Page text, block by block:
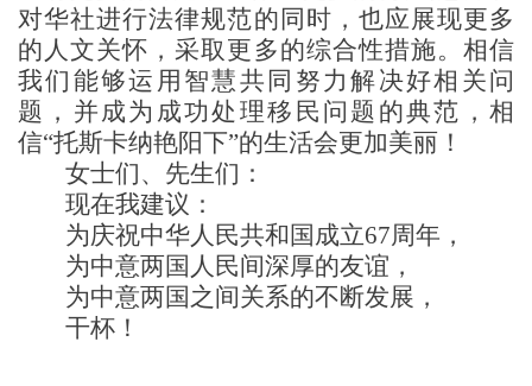
对华社进行法律规范的同时，也应展现更多
的人文关怀，采取更多的综合性措施。相信
我们能够运用智慧共同努力解决好相关问
题，并成为成功处理移民问题的典范，相
信“托斯卡纳艳阳下”的生活会更加美丽！
女士们、先生们：
现在我建议：
为庆祝中华人民共和国成立67周年，
为中意两国人民间深厚的友谊，
为中意两国之间关系的不断发展，
干杯！